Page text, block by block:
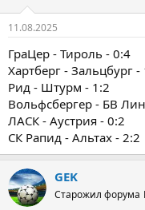
11.08.2025
ГраЦер - Тироль - 0:4
Хартберг - Зальцбург -
Рид - Штурм - 1:2
Вольфсбергер - БВ
ЛАСК - Аустрия - 0:2
СК Рапид - Альтах - 2:2
GEK
Старожил форума